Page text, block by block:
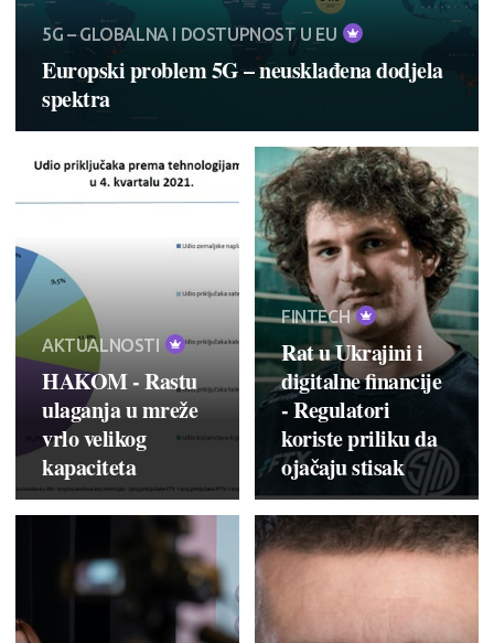
5G – GLOBALNA I DOSTUPNOST U EU
Europski problem 5G – neusklađena dodjela
spektra
AKTUALNOSTI
HAKOM - Rastu
ulaganja u mreže
vrlo velikog
kapaciteta
FINTECH
Rat u Ukrajini i
digitalne financije
- Regulatori
koriste priliku da
ojačaju stisak